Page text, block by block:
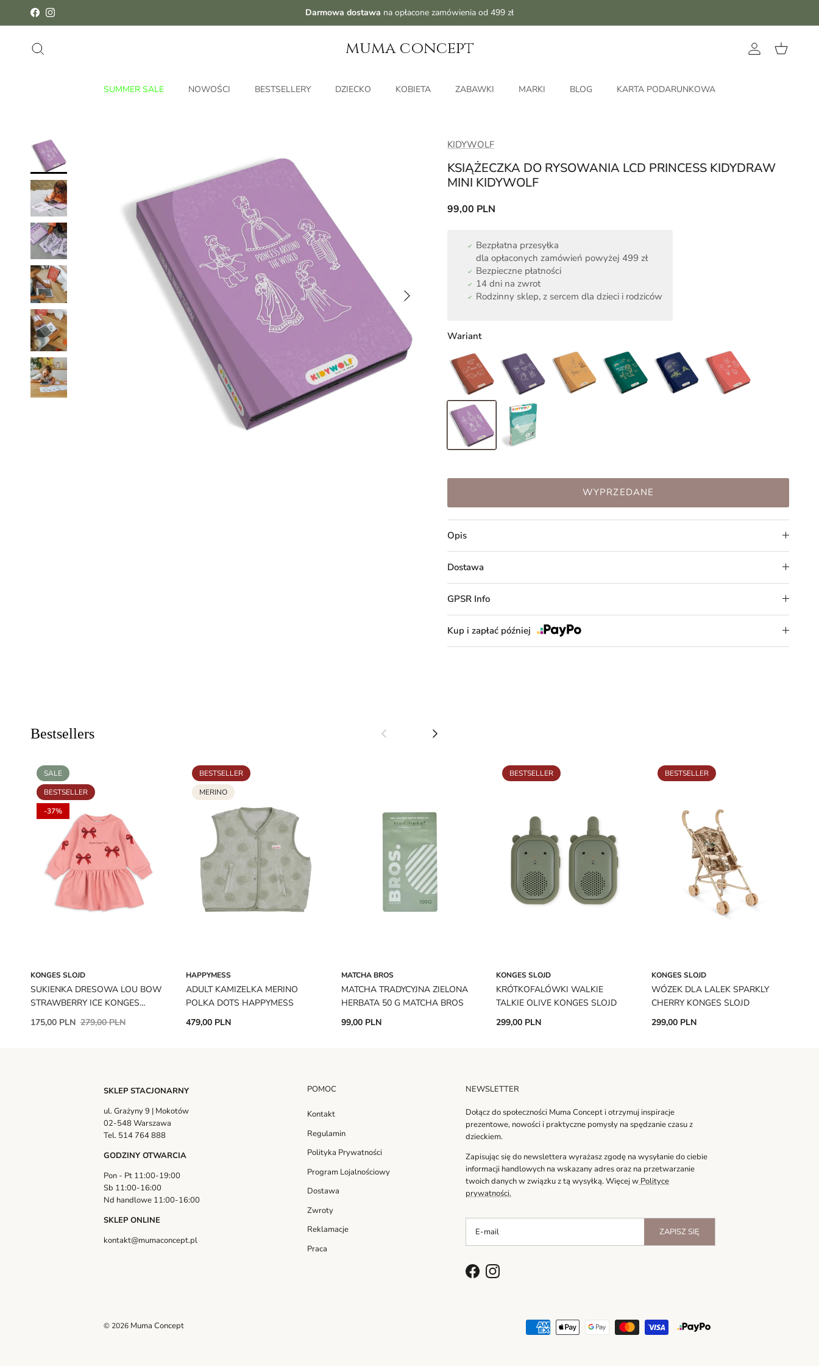
Przejdź do treści
FacebookInstagram Darmowa dostawa na opłacone zamówienia od 499 zł
muma concept KontoKoszyk
SUMMER SALE NOWOŚCI BESTSELLERY DZIECKO KOBIETA ZABAWKI MARKI BLOG KARTA PODARUNKOWA
Następny
KIDYWOLF
KSIĄŻECZKA DO RYSOWANIA LCD PRINCESS KIDYDRAW
MINI KIDYWOLF
99,00 PLN
Bezpłatna przesyłka
dla opłaconych zamówień powyżej 499 zł
Bezpieczne płatności
14 dni na zwrot
Rodzinny sklep, z sercem dla dzieci i rodziców
Wariant
WYPRZEDANE
Opis
Dostawa
GPSR Info
Kup i zapłać później
Poprzedni
Bestsellers Następny
SALE
BESTSELLER
-37%
KONGES SLOJD
SUKIENKA DRESOWA LOU BOW
STRAWBERRY ICE KONGES
SLOJD
175,00 PLN 279,00 PLN
BESTSELLER
MERINO
HAPPYMESS
ADULT KAMIZELKA MERINO
POLKA DOTS HAPPYMESS
479,00 PLN
MATCHA BROS
MATCHA TRADYCYJNA ZIELONA
HERBATA 50 G MATCHA BROS
99,00 PLN
BESTSELLER
KONGES SLOJD
KRÓTKOFALÓWKI WALKIE
TALKIE OLIVE KONGES SLOJD
299,00 PLN
BESTSELLER
KONGES SLOJD
WÓZEK DLA LALEK SPARKLY
CHERRY KONGES SLOJD
299,00 PLN
SKLEP STACJONARNY
ul. Grażyny 9 | Mokotów
02-548 Warszawa
Tel. 514 764 888
GODZINY OTWARCIA
Pon - Pt 11:00-19:00
Sb 11:00-16:00
Nd handlowe 11:00-16:00
SKLEP ONLINE
kontakt@mumaconcept.pl
POMOC
Kontakt
Regulamin
Polityka Prywatności
Program Lojalnościowy
Dostawa
Zwroty
Reklamacje
Praca
NEWSLETTER
Dołącz do społeczności Muma Concept i otrzymuj inspiracje
prezentowe, nowości i praktyczne pomysły na spędzanie czasu z
dzieckiem.
Zapisując się do newslettera wyrażasz zgodę na wysyłanie do ciebie
informacji handlowych na wskazany adres oraz na przetwarzanie
twoich danych w związku z tą wysyłką. Więcej w Polityce
prywatności.
ZAPISZ SIĘ
FacebookInstagram
© 2026 Muma Concept